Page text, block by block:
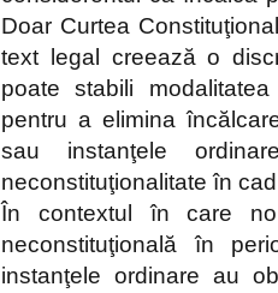
Doar Curtea
text legal creează o
poate stabili
pentru a elimina
sau instanţele
neconstituţionalitate în
În contextul în care
neconstituţională în
instanţele ordinare au